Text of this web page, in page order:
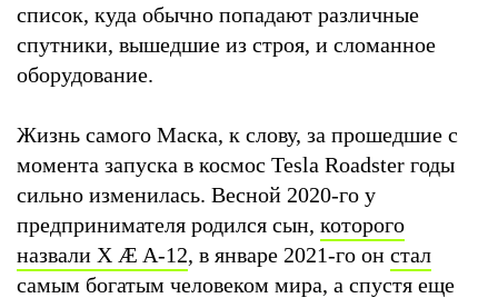
список, куда обычно попадают различные
спутники, вышедшие из строя, и сломанное
оборудование.
Жизнь самого Маска, к слову, за прошедшие с
момента запуска в космос Tesla Roadster годы
сильно изменилась. Весной 2020-го у
предпринимателя родился сын, которого
назвали X Æ A-12, в январе 2021-го он стал
самым богатым человеком мира, а спустя еще